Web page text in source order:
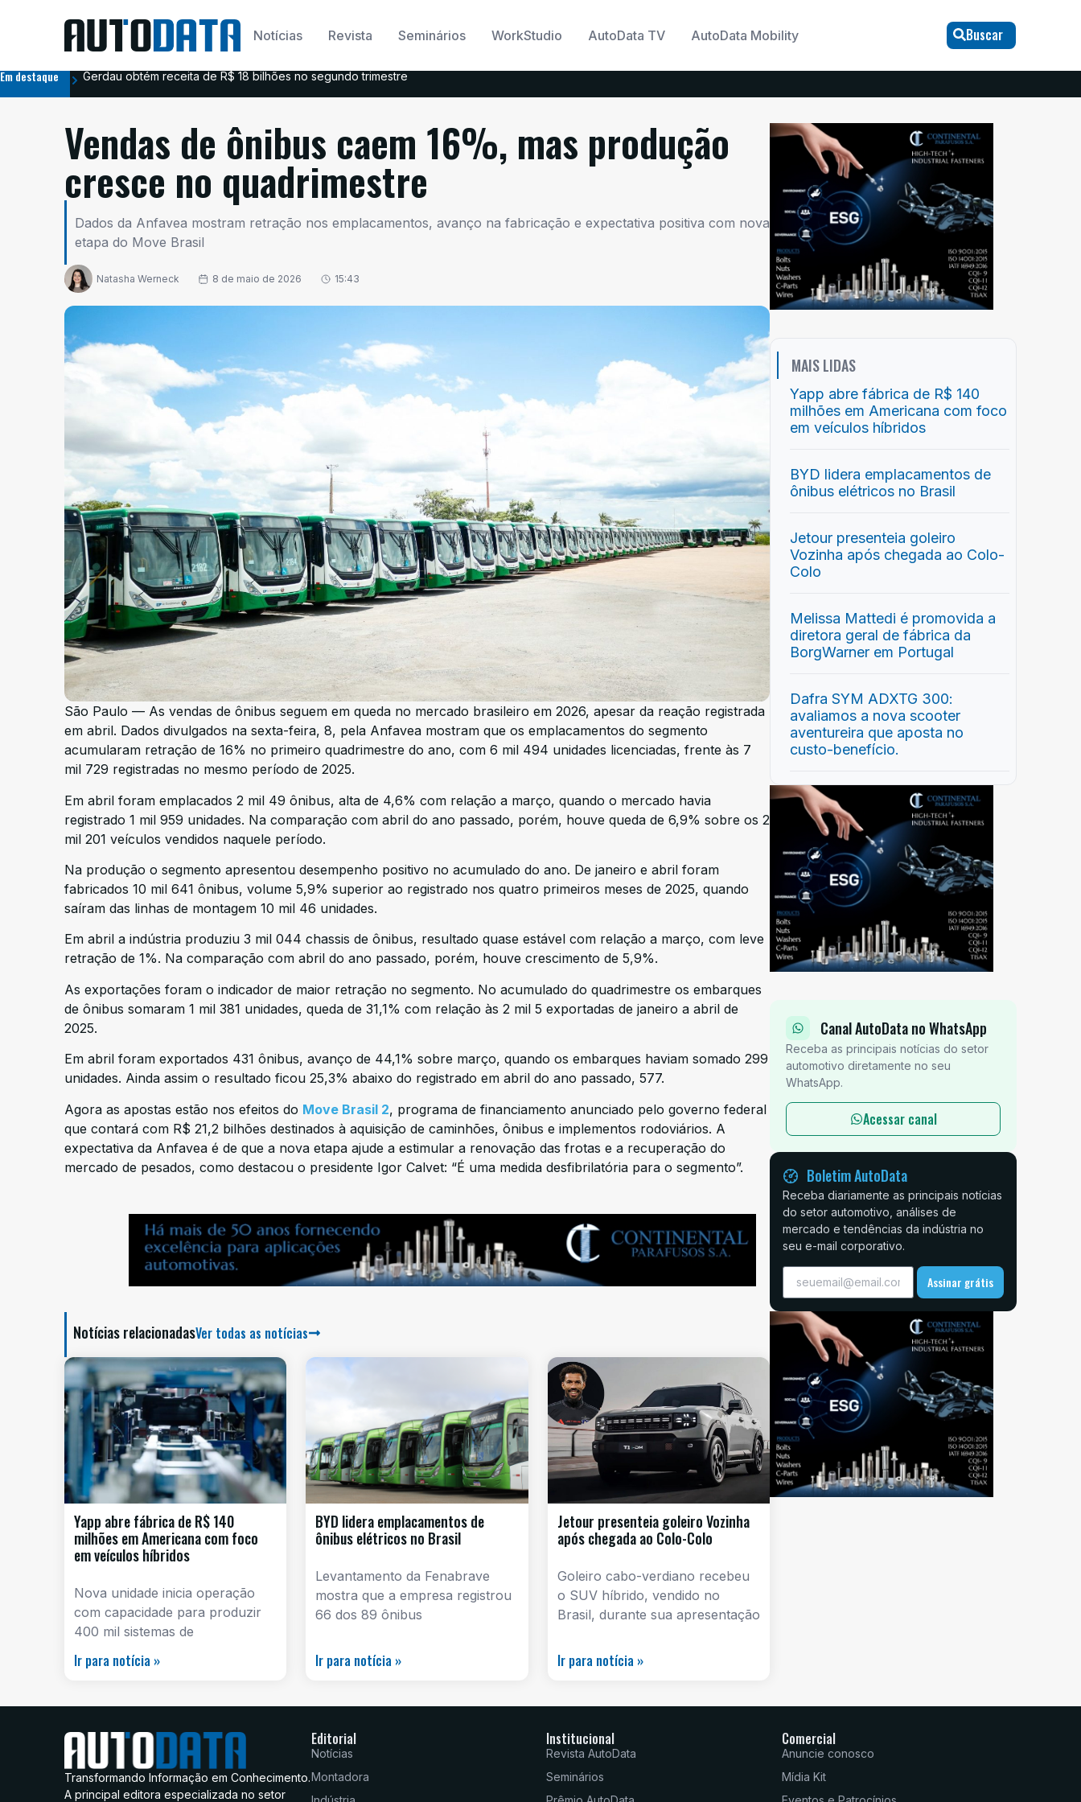
Notícias Revista Seminários WorkStudio AutoData TV AutoData Mobility Buscar
Em destaque Gerdau obtém receita de R$ 18 bilhões no segundo trimestre
Vendas de ônibus caem 16%, mas produção
cresce no quadrimestre
Dados da Anfavea mostram retração nos emplacamentos, avanço na fabricação e expectativa positiva com nova
etapa do Move Brasil
Natasha Werneck 8 de maio de 2026 15:43
São Paulo — As vendas de ônibus seguem em queda no mercado brasileiro em 2026, apesar da reação registrada
em abril. Dados divulgados na sexta-feira, 8, pela Anfavea mostram que os emplacamentos do segmento
acumularam retração de 16% no primeiro quadrimestre do ano, com 6 mil 494 unidades licenciadas, frente às 7
mil 729 registradas no mesmo período de 2025.
Em abril foram emplacados 2 mil 49 ônibus, alta de 4,6% com relação a março, quando o mercado havia
registrado 1 mil 959 unidades. Na comparação com abril do ano passado, porém, houve queda de 6,9% sobre os 2
mil 201 veículos vendidos naquele período.
Na produção o segmento apresentou desempenho positivo no acumulado do ano. De janeiro e abril foram
fabricados 10 mil 641 ônibus, volume 5,9% superior ao registrado nos quatro primeiros meses de 2025, quando
saíram das linhas de montagem 10 mil 46 unidades.
Em abril a indústria produziu 3 mil 044 chassis de ônibus, resultado quase estável com relação a março, com leve
retração de 1%. Na comparação com abril do ano passado, porém, houve crescimento de 5,9%.
As exportações foram o indicador de maior retração no segmento. No acumulado do quadrimestre os embarques
de ônibus somaram 1 mil 381 unidades, queda de 31,1% com relação às 2 mil 5 exportadas de janeiro a abril de
2025.
Em abril foram exportados 431 ônibus, avanço de 44,1% sobre março, quando os embarques haviam somado 299
unidades. Ainda assim o resultado ficou 25,3% abaixo do registrado em abril do ano passado, 577.
Agora as apostas estão nos efeitos do Move Brasil 2, programa de financiamento anunciado pelo governo federal
que contará com R$ 21,2 bilhões destinados à aquisição de caminhões, ônibus e implementos rodoviários. A
expectativa da Anfavea é de que a nova etapa ajude a estimular a renovação das frotas e a recuperação do
mercado de pesados, como destacou o presidente Igor Calvet: “É uma medida desfibrilatória para o segmento”.
Notícias relacionadasVer todas as notícias
Yapp abre fábrica de R$ 140
milhões em Americana com foco
em veículos híbridos
Nova unidade inicia operação
com capacidade para produzir
400 mil sistemas de
Ir para notícia »
BYD lidera emplacamentos de
ônibus elétricos no Brasil
Levantamento da Fenabrave
mostra que a empresa registrou
66 dos 89 ônibus
Ir para notícia »
Jetour presenteia goleiro Vozinha
após chegada ao Colo-Colo
Goleiro cabo-verdiano recebeu
o SUV híbrido, vendido no
Brasil, durante sua apresentação
Ir para notícia »
MAIS LIDAS
Yapp abre fábrica de R$ 140
milhões em Americana com foco
em veículos híbridos
BYD lidera emplacamentos de
ônibus elétricos no Brasil
Jetour presenteia goleiro
Vozinha após chegada ao Colo-
Colo
Melissa Mattedi é promovida a
diretora geral de fábrica da
BorgWarner em Portugal
Dafra SYM ADXTG 300:
avaliamos a nova scooter
aventureira que aposta no
custo-benefício.
Canal AutoData no WhatsApp
Receba as principais notícias do setor
automotivo diretamente no seu
WhatsApp.
Acessar canal
Boletim AutoData
Receba diariamente as principais notícias
do setor automotivo, análises de
mercado e tendências da indústria no
seu e-mail corporativo.
Assinar grátis
Transformando Informação em Conhecimento.
A principal editora especializada no setor
Editorial
Notícias
Montadora
Institucional
Revista AutoData
Seminários
Comercial
Anuncie conosco
Mídia Kit